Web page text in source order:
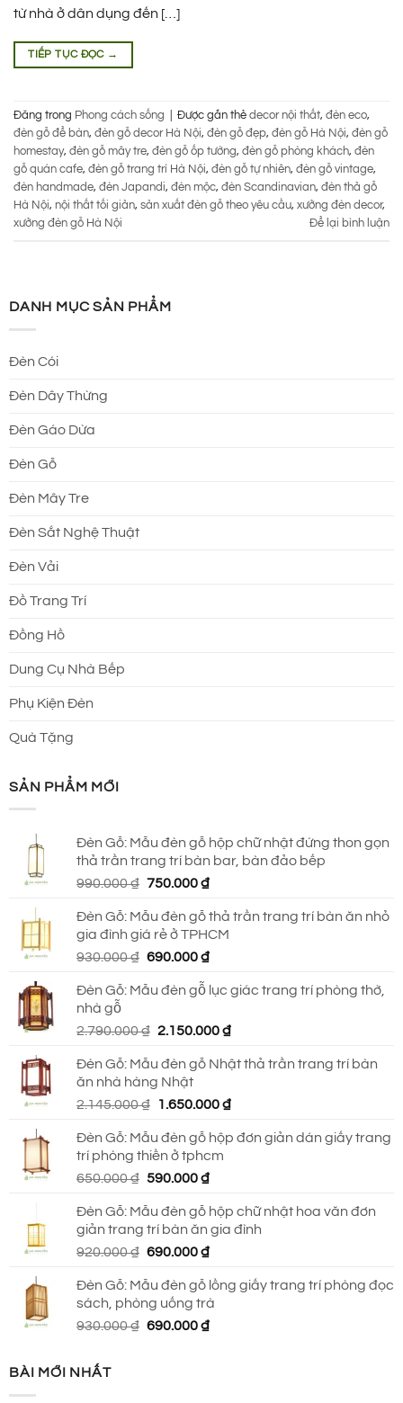
từ nhà ở dân dụng đến […]
TIẾP TỤC ĐỌC →
Đăng trong Phong cách sống Được gắn thẻ decor nội thất, đèn eco,
đèn gỗ để bàn, đèn gỗ decor Hà Nội, đèn gỗ đẹp, đèn gỗ Hà Nội, đèn gỗ
homestay, đèn gỗ mây tre, đèn gỗ ốp tường, đèn gỗ phòng khách, đèn
gỗ quán cafe, đèn gỗ trang trí Hà Nội, đèn gỗ tự nhiên, đèn gỗ vintage,
đèn handmade, đèn Japandi, đèn mộc, đèn Scandinavian, đèn thả gỗ
Hà Nội, nội thất tối giản, sản xuất đèn gỗ theo yêu cầu, xưởng đèn decor,
xưởng đèn gỗ Hà Nội
Để lại bình luận
DANH MỤC SẢN PHẨM
Đèn Cói
Đèn Dây Thừng
Đèn Gáo Dừa
Đèn Gỗ
Đèn Mây Tre
Đèn Sắt Nghệ Thuật
Đèn Vải
Đồ Trang Trí
Đồng Hồ
Dung Cụ Nhà Bếp
Phụ Kiện Đèn
Quà Tặng
SẢN PHẨM MỚI
Đèn Gỗ: Mẫu đèn gỗ hộp chữ nhật đứng thon gọn
thả trần trang trí bàn bar, bàn đảo bếp
990.000₫ Giá
là:
990.000 ₫.
750.000₫Giá
tại
là:
750.000 ₫.
Đèn Gỗ: Mẫu đèn gỗ thả trần trang trí bàn ăn nhỏ
gia đình giá rẻ ở TPHCM
930.000₫ Giá
là:
690.000₫Giá
tại
690.000 ₫.
Đèn Gỗ: Mẫu đèn gỗ lục giác trang trí phòng thờ,
nhà gỗ
2.790.000₫ Giá
là:
2.790.000 ₫.
2.150.000₫Giá
tại
2.150.000 ₫.
Đèn Gỗ: Mẫu đèn gỗ Nhật thả trần trang trí bàn
ăn nhà hàng Nhật
2.145.000₫
Giá
là:
2.145.000 ₫.
1.650.000₫Giá
tại
Đèn Gỗ: Mẫu đèn gỗ hộp đơn giản dán giấy trang
trí phòng thiền ở tphcm
650.000₫ Giá
là:
650.000 ₫.
590.000₫Giá
tại
là:
590.000 ₫.
Đèn Gỗ: Mẫu đèn gỗ hộp chữ nhật hoa văn đơn
giản trang trí bàn ăn gia đình
920.000₫ Giá
là:
920.000 ₫.
690.000₫Giá
tại
là:
690.000 ₫.
Đèn Gỗ: Mẫu đèn gỗ lồng giấy trang trí phòng đọc
sách, phòng uống trà
930.000₫ Giá
690.000₫Giá
BÀI MỚI NHẤT